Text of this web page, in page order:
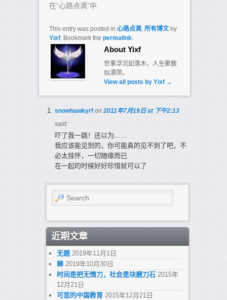
在“心路点滴”中
This entry was posted in 心路点滴, 所有博文by
Yixf. Bookmark the permalink.
About Yixf
世事浮沉如落木，人生聚散
似漂萍。
View all posts by Yixf →
snowhawkyrf on2011年7月19日 at 下午2:13
said:
吓了我一跳！还以为……
我应该能见到的，你可能真的见不到了吧，不
必太挂怀，一切随缘而已
在一起的时候好好珍惜就可以了
Search
近期文章
无题 2019年11月1日
蝉 2019年10月30日
时间是把无情刀，社会是块磨刀石 2015年
12月21日
可悲的中国教育 2015年12月21日